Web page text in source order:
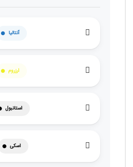
آنتالیا
ارزروم
استانبول
اسکی